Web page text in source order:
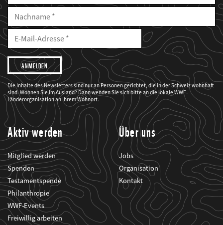
Nachname
E-
Mailadresse
E-
Adresse
Ich
möchte,
dass
der
WWF
mich
über
seine
Projekte
informiert.
Die Inhalte des Newsletters sind nur an Personen gerichtet, die in der Schweiz wohnhaft
sind. Wohnen Sie im Ausland? Dann wenden Sie sich bitte an die lokale WWF-
Länderorganisation an Ihrem Wohnort.
Aktiv werden
Mitglied werden
Spenden
Testamentspende
Philanthropie
WWF-Events
Freiwillig arbeiten
Über uns
Jobs
Organisation
Kontakt